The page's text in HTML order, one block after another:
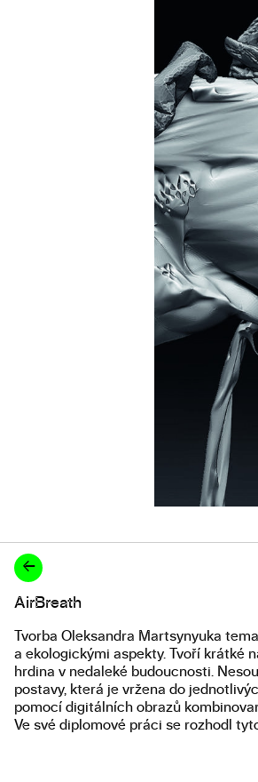
←
Popis diplomové práce
AirBreath
Tvorba Oleksandra Martsynyuka
a ekologickými aspekty. Tvoří krátké
hrdina v nedaleké budoucnosti.
postavy, která je vržena do
pomocí digitálních obrazů
Ve své diplomové práci se rozhodl